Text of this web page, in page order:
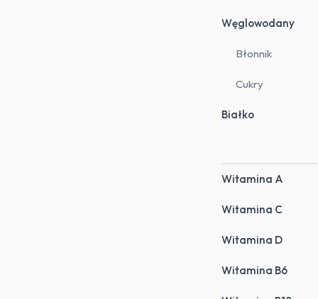
Węglowodany
Błonnik
Cukry
Białko
Witamina A
Witamina C
Witamina D
Witamina B6